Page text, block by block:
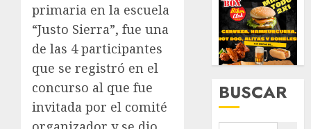
primaria en la escuela
“Justo Sierra”, fue una
de las 4 participantes
que se registró en el
concurso al que fue
invitada por el comité
BUSCAR